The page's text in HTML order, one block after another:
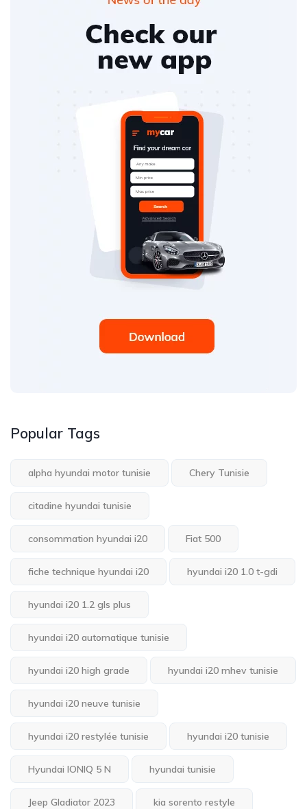
Popular Tags
alpha hyundai motor tunisie Chery Tunisie
citadine hyundai tunisie
consommation hyundai i20 Fiat 500
fiche technique hyundai i20 hyundai i20 1.0 t-gdi
hyundai i20 1.2 gls plus
hyundai i20 automatique tunisie
hyundai i20 high grade hyundai i20 mhev tunisie
hyundai i20 neuve tunisie
hyundai i20 restylée tunisie hyundai i20 tunisie
Hyundai IONIQ 5 N hyundai tunisie
Jeep Gladiator 2023 kia sorento restyle